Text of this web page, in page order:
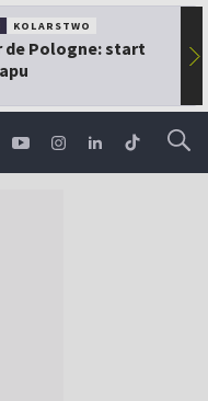
KOLARSTWO
de Pologne: start
▶